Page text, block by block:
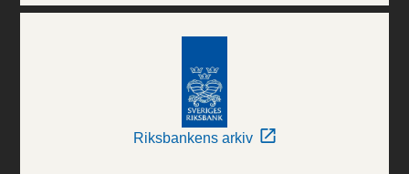
Riksbankens arkiv